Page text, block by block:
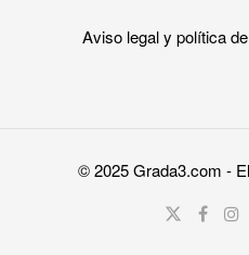
Aviso legal y política
© 2025Grada3.com -